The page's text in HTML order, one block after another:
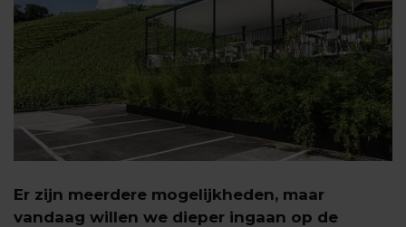
Er zijn meerdere mogelijkheden, maar
vandaag willen we dieper ingaan op de